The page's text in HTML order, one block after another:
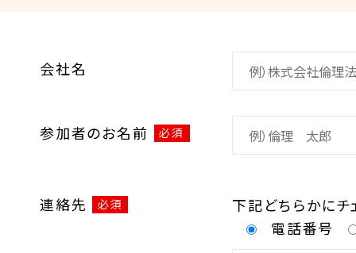
会社名
参加者のお名前 必須
連絡先 必須
下記どちらかにチ
電話番号